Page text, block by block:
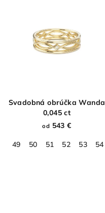
Svadobná obrúčka Wanda
0,045 ct
od 543 €
49 50 51 52 53 54